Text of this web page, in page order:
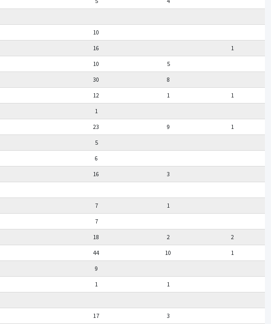
10
16
1
10
5
30
8
12 1
1
1
23 9
1
5
6
16
3
7
1
7
18 2
2
44 10
1
9
1
1
17
3